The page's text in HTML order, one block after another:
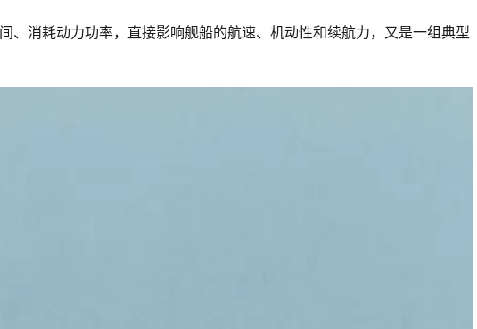
、消耗动力功率，直接影响舰船的航速、机动性和续航力，又是一组典型